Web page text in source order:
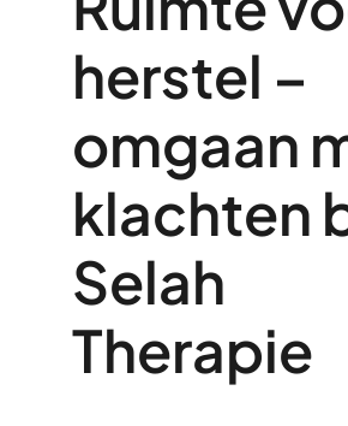
herstel –
omgaan
klachten
Selah
Therapie